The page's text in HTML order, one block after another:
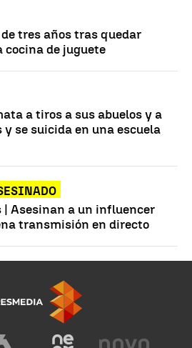
tres años tras quedar
cocina de juguete
a tiros a sus abuelos y a
se suicida en una escuela
| Asesinan a un influencer
transmisión en directo